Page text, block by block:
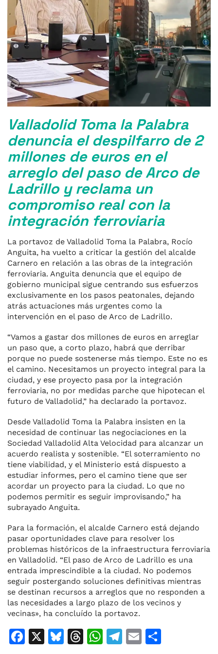
Valladolid Toma la Palabra
denuncia el despilfarro de 2
millones de euros en el
arreglo del paso de Arco de
Ladrillo y reclama un
compromiso real con la
integración ferroviaria
La portavoz de Valladolid Toma la Palabra, Rocío
Anguita, ha vuelto a criticar la gestión del alcalde
Carnero en relación a las obras de la integración
ferroviaria. Anguita denuncia que el equipo de
gobierno municipal sigue centrando sus esfuerzos
exclusivamente en los pasos peatonales, dejando
atrás actuaciones más urgentes como la
intervención en el paso de Arco de Ladrillo.
“Vamos a gastar dos millones de euros en arreglar
un paso que, a corto plazo, habrá que derribar
porque no puede sostenerse más tiempo. Este no es
el camino. Necesitamos un proyecto integral para la
ciudad, y ese proyecto pasa por la integración
ferroviaria, no por medidas parche que hipotecan el
futuro de Valladolid,” ha declarado la portavoz.
Desde Valladolid Toma la Palabra insisten en la
necesidad de continuar las negociaciones en la
Sociedad Valladolid Alta Velocidad para alcanzar un
acuerdo realista y sostenible. “El soterramiento no
tiene viabilidad, y el Ministerio está dispuesto a
estudiar informes, pero el camino tiene que ser
acordar un proyecto para la ciudad. Lo que no
podemos permitir es seguir improvisando,” ha
subrayado Anguita.
Para la formación, el alcalde Carnero está dejando
pasar oportunidades clave para resolver los
problemas históricos de la infraestructura ferroviaria
en Valladolid. “El paso de Arco de Ladrillo es una
entrada imprescindible a la ciudad. No podemos
seguir postergando soluciones definitivas mientras
se destinan recursos a arreglos que no responden a
las necesidades a largo plazo de los vecinos y
vecinas», ha concluído la portavoz.
F
X
Bl T
W T
E